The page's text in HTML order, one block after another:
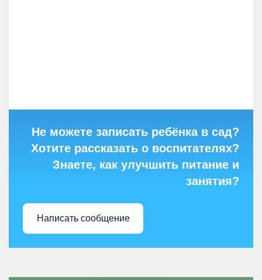
Не можете записать ребёнка в сад?
Хотите рассказать о воспитателях?
Знаете, как улучшить питание и
занятия?
Написать сообщение